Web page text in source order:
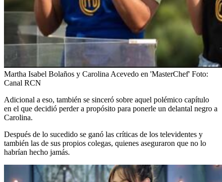
Martha Isabel Bolaños y Carolina Acevedo en 'MasterChef' Foto:
Canal RCN
Adicional a eso, también se sinceró sobre aquel polémico capítulo
en el que decidió perder a propósito para ponerle un delantal negro a
Carolina.
Después de lo sucedido se ganó las críticas de los televidentes y
también las de sus propios colegas, quienes aseguraron que no lo
habrían hecho jamás.